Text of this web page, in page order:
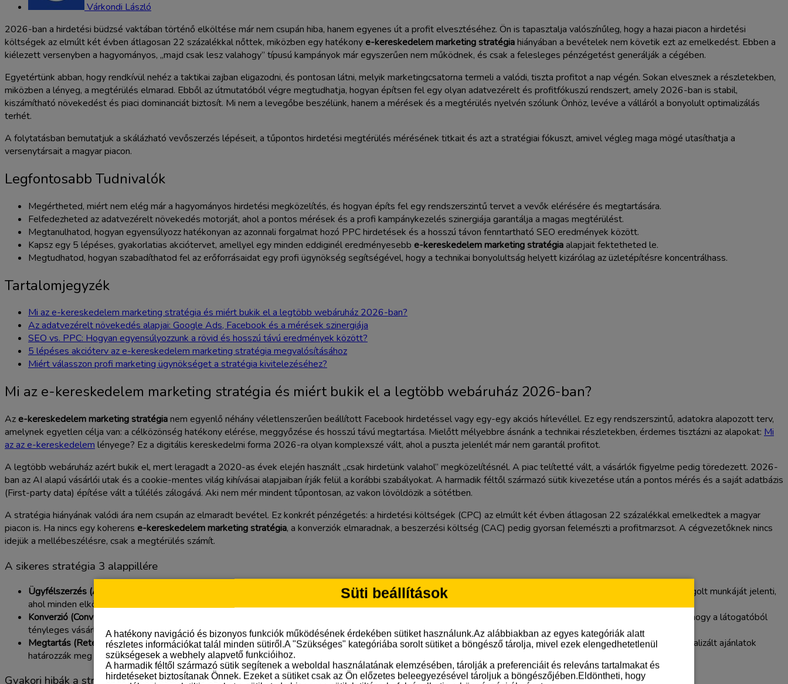
Süti beállítások
A hatékony navigáció és bizonyos funkciók működésének érdekében sütiket használunk.Az alábbiakban az egyes kategóriák alatt
részletes információkat talál minden sütiről.A "Szükséges" kategóriába sorolt sütiket a böngésző tárolja, mivel ezek elengedhetetlenül
szükségesek a webhely alapvető funkcióihoz.
A harmadik féltől származó sütik segítenek a weboldal használatának elemzésében, tárolják a preferenciáit és releváns tartalmakat és
hirdetéseket biztosítanak Önnek. Ezeket a sütiket csak az Ön előzetes beleegyezésével tároljuk a böngészőjében.Eldöntheti, hogy
Várkondi László
2026-ban a hirdetési büdzsé vaktában történő elköltése már nem csupán hiba, hanem egyenes út a profit elvesztéséhez. Ön is tapasztalja valószínűleg, hogy a hazai piacon a hirdetési
költségek az elmúlt két évben átlagosan 22 százalékkal nőttek, miközben egy hatékonye-kereskedelem marketing stratégiahiányában a bevételek nem követik ezt az emelkedést. Ebben a
kiélezett versenyben a hagyományos, „majd csak lesz valahogy” típusú kampányok már egyszerűen nem működnek, és csak a felesleges pénzégetést generálják a cégében.
Egyetértünk abban, hogy rendkívül nehéz a taktikai zajban eligazodni, és pontosan látni, melyik marketingcsatorna termeli a valódi, tiszta profitot a nap végén. Sokan elvesznek a részletekben,
miközben a lényeg, a megtérülés elmarad. Ebből az útmutatóból végre megtudhatja, hogyan építsen fel egy olyan adatvezérelt és profitfókuszú rendszert, amely 2026-ban is stabil,
kiszámítható növekedést és piaci dominanciát biztosít. Mi nem a levegőbe beszélünk, hanem a mérések és a megtérülés nyelvén szólunk Önhöz, levéve a válláról a bonyolult optimalizálás
terhét.
A folytatásban bemutatjuk a skálázható vevőszerzés lépéseit, a tűpontos hirdetési megtérülés mérésének titkait és azt a stratégiai fókuszt, amivel végleg maga mögé utasíthatja a
versenytársait a magyar piacon.
Legfontosabb Tudnivalók
Megértheted, miért nem elég már a hagyományos hirdetési megközelítés, és hogyan építs fel egy rendszerszintű tervet a vevők elérésére és megtartására.
Felfedezheted az adatvezérelt növekedés motorját, ahol a pontos mérések és a profi kampánykezelés szinergiája garantálja a magas megtérülést.
Megtanulhatod, hogyan egyensúlyozz hatékonyan az azonnali forgalmat hozó PPC hirdetések és a hosszú távon fenntartható SEO eredmények között.
Kapsz egy 5 lépéses, gyakorlatias akciótervet, amellyel egy minden eddiginél eredményesebb e-kereskedelem marketing stratégiaalapjait fektetheted le.
Megtudhatod, hogyan szabadíthatod fel az erőforrásaidat egy profi ügynökség segítségével, hogy a technikai bonyolultság helyett kizárólag az üzletépítésre koncentrálhass.
Tartalomjegyzék
Mi az e-kereskedelem marketing stratégia és miért bukik el a legtöbb webáruház 2026-ban?
Az adatvezérelt növekedés alapjai: Google Ads, Facebook és a mérések szinergiája
SEO vs. PPC: Hogyan egyensúlyozzunk a rövid és hosszú távú eredmények között?
5 lépéses akcióterv az e-kereskedelem marketing stratégia megvalósításához
Miért válasszon profi marketing ügynökséget a stratégia kivitelezéséhez?
Mi az e-kereskedelem marketing stratégia és miért bukik el a legtöbb webáruház 2026-ban?
Aze-kereskedelem marketing stratégianem egyenlő néhány véletlenszerűen beállított Facebook hirdetéssel vagy egy-egy akciós hírlevéllel. Ez egy rendszerszintű, adatokra alapozott terv,
amelynek egyetlen célja van: a célközönség hatékony elérése, meggyőzése és hosszú távú megtartása. Mielőtt mélyebbre ásnánk a technikai részletekben, érdemes tisztázni az alapokat: Mi
az az e-kereskedelem lényege? Ez a digitális kereskedelmi forma 2026-ra olyan komplexszé vált, ahol a puszta jelenlét már nem garantál profitot.
A legtöbb webáruház azért bukik el, mert leragadt a 2020-as évek elején használt „csak hirdetünk valahol” megközelítésnél. A piac telítetté vált, a vásárlók figyelme pedig töredezett. 2026-
ban az AI alapú vásárlói utak és a cookie-mentes világ kihívásai alapjaiban írják felül a korábbi szabályokat. A harmadik féltől származó sütik kivezetése után a pontos mérés és a saját adatbázis
(First-party data) építése vált a túlélés zálogává. Aki nem mér mindent tűpontosan, az vakon lövöldözik a sötétben.
A stratégia hiányának valódi ára nem csupán az elmaradt bevétel. Ez konkrét pénzégetés: a hirdetési költségek (CPC) az elmúlt két évben átlagosan 22 százalékkal emelkedtek a magyar
piacon is. Ha nincs egy koherens e-kereskedelem marketing stratégia, a konverziók elmaradnak, a beszerzési költség (CAC) pedig gyorsan felemészti a profitmarzsot. A cégvezetőknek nincs
idejük a mellébeszélésre, csak a megtérülés számít.
A sikeres stratégia 3 alappillére
Ügyfélszerzés (Acquisition):
Nem csupán forgalmat, hanem releváns látogatókat kell a webshopba terelni. Ez a Google Ads, a Meta kampányok és a SEO összehangolt munkáját jelenti,
ahol minden elköltött 1000 Ft-nak pontosan követhető az útja.
Konverzió (Conversion):
A látogató önmagában csak költség. A cél a CRO (Conversion Rate Optimization), azaz a weboldal pszichológiai és technikai optimalizálása, hogy a látogatóból
tényleges vásárló váljon.
Megtartás (Retention):Egy új vásárló megszerzése ötször többe kerül, mint a meglévő megtartása. 2026-ban az e-mail marketing, a hűségprogramok és a perszonalizált ajánlatok
határozzák meg a hosszú távú jövedelmezőséget.
Gyakori hibák a stratégiaalkotás során